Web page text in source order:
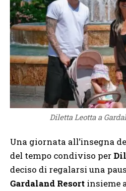
Diletta Leotta a
Una giornata all’insegna
del tempo condiviso per
deciso di regalarsi una
Gardaland Resort insieme